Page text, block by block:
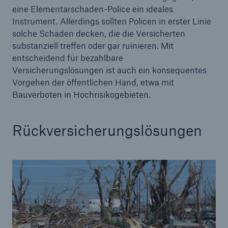
eine Elementarschaden-Police ein ideales
Instrument. Allerdings sollten Policen in erster Linie
solche Schäden decken, die die Versicherten
substanziell treffen oder gar ruinieren. Mit
entscheidend für bezahlbare
Versicherungslösungen ist auch ein konsequentes
Vorgehen der öffentlichen Hand, etwa mit
Bauverboten in Hochrisikogebieten.
Rückversicherungslösungen